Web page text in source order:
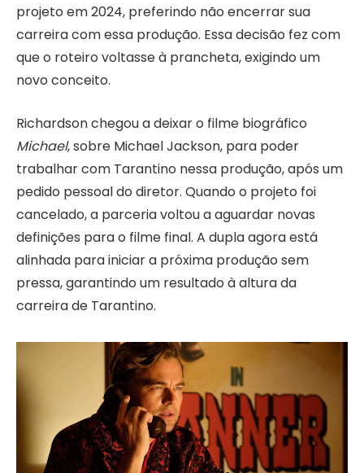
projeto em 2024, preferindo não encerrar sua
carreira com essa produção. Essa decisão fez com
que o roteiro voltasse à prancheta, exigindo um
novo conceito.
Richardson chegou a deixar o filme biográfico
Michael, sobre Michael Jackson, para poder
trabalhar com Tarantino nessa produção, após um
pedido pessoal do diretor. Quando o projeto foi
cancelado, a parceria voltou a aguardar novas
definições para o filme final. A dupla agora está
alinhada para iniciar a próxima produção sem
pressa, garantindo um resultado à altura da
carreira de Tarantino.